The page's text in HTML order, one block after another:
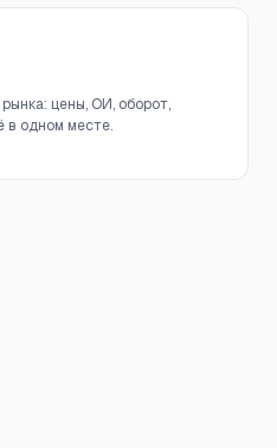
цены, ОИ, оборот,
в одном месте.